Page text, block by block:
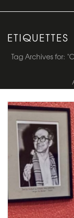
ETIQUETTES
Tag Archives for: